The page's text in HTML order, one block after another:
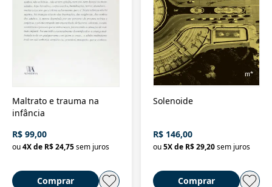
Maltrato e trauma na
infância
R$ 99,00
ou4X de R$ 24,75sem juros
Comprar
Solenoide
R$ 146,00
ou 5X de R$ 29,20 sem juros
Comprar